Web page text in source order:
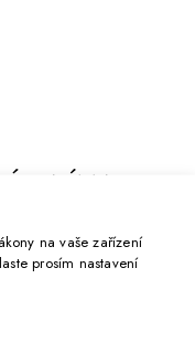
ZAJÍMAT
na vaše zařízení
prosím nastavení